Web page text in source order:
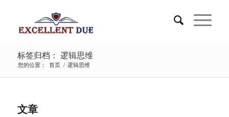
标签归档： 逻辑思维
您的位置： 首页 / 逻辑思维
文章